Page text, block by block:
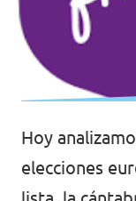
Hoy
elecciones